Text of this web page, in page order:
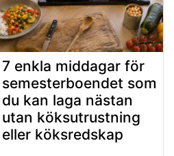
7 enkla middagar för
semesterboendet som
du kan laga nästan
utan köksutrustning
eller köksredskap